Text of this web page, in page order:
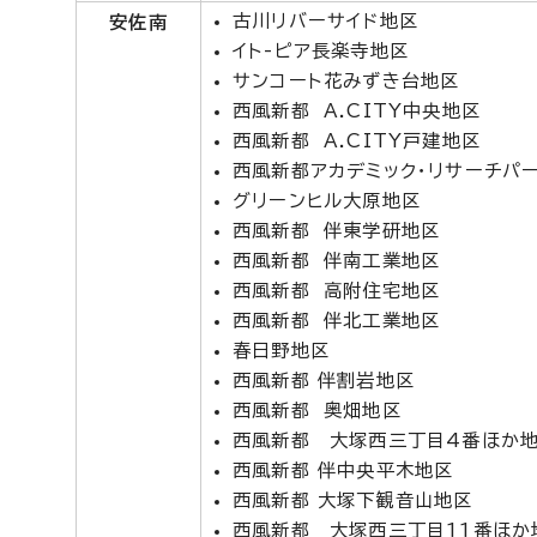
安佐南
古川リバーサイド地区
イト-ピア長楽寺地区
サンコート花みずき台地区
西風新都 A.CITY中央地区
西風新都 A.CITY戸建地区
西風新都アカデミック・リサーチパ
グリーンヒル大原地区
西風新都 伴東学研地区
西風新都 伴南工業地区
西風新都 高附住宅地区
西風新都 伴北工業地区
春日野地区
西風新都 伴割岩地区
西風新都 奥畑地区
西風新都 大塚西三丁目4番ほか
西風新都 伴中央平木地区
西風新都 大塚下観音山地区
西風新都 大塚西三丁目11番ほか